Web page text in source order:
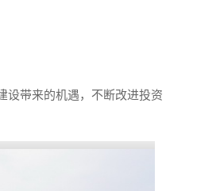
设带来的机遇，不断改进投资